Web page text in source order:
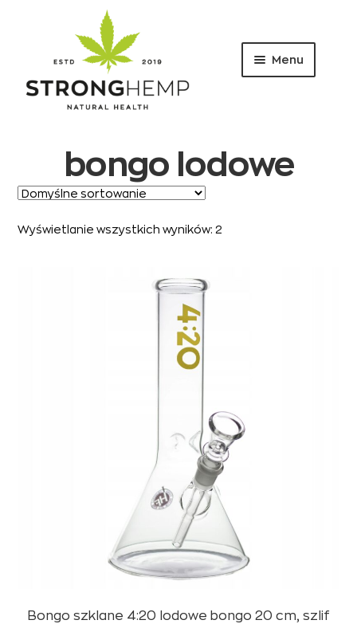
Przejdź
do
nawigacji
Przejdź
do
Menu
bongo lodowe
Wyświetlanie wszystkich wyników: 2
Bongo szklane 4:20 lodowe bongo 20 cm, szlif